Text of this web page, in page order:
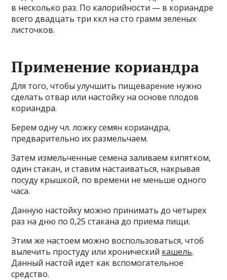
в несколько раз. По калорийности — в кориандре
всего двадцать три ккл на сто грамм зеленых
листочков.
Применение кориандра
Для того, чтобы улучшить пищеварение нужно
сделать отвар или настойку на основе плодов
кориандра.
Берем одну чл. ложку семян кориандра,
предварительно их размельчаем.
Затем измельченные семена заливаем кипятком,
один стакан, и ставим настаиваться, накрывая
посуду крышкой, по времени не меньше одного
часа.
Данную настойку можно принимать до четырех
раз на дню по 0,25 стакана до приема пищи.
Этим же настоем можно воспользоваться, чтоб
вылечить простуду или хронический кашель.
Данный настой идет как вспомогательное
средство.